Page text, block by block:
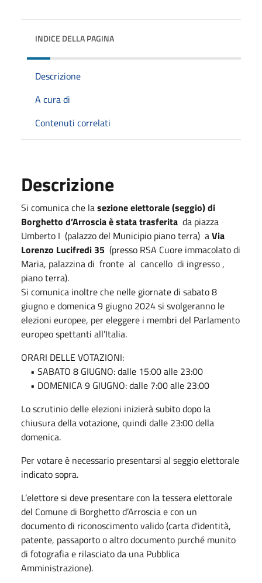
INDICE DELLA PAGINA
Descrizione
A cura di
Contenuti correlati
Descrizione
Si comunica che lasezione elettorale (seggio) di
Borghetto d’Arroscia è stata trasferita da piazza
Umberto I (palazzo del Municipio piano terra) aVia
Lorenzo Lucifredi 35 (presso RSA Cuore immacolato di
Maria, palazzina di fronte al cancello di ingresso ,
piano terra).
Si comunica inoltre che nelle giornate di sabato 8
giugno e domenica 9 giugno 2024 si svolgeranno le
elezioni europee, per eleggere i membri del Parlamento
europeo spettanti all’Italia.
ORARI DELLE VOTAZIONI:
• SABATO 8 GIUGNO: dalle 15:00 alle 23:00
• DOMENICA 9 GIUGNO: dalle 7:00 alle 23:00
Lo scrutinio delle elezioni inizierà subito dopo la
chiusura della votazione, quindi dalle 23:00 della
domenica.
Per votare è necessario presentarsi al seggio elettorale
indicato sopra.
L’elettore si deve presentare con la tessera elettorale
del Comune di Borghetto d’Arroscia e con un
documento di riconoscimento valido (carta d'identità,
patente, passaporto o altro documento purché munito
di fotografia e rilasciato da una Pubblica
Amministrazione).